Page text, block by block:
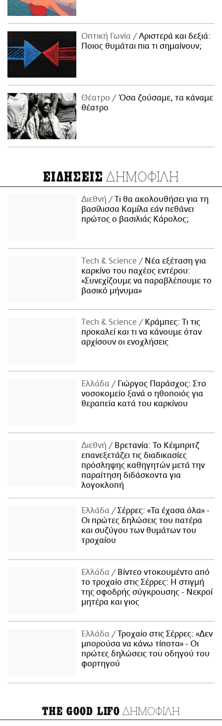
Οπτική Γωνία
Αριστερά και δεξιά:
Ποιος θυμάται πια τι σημαίνουν;
Θέατρο
Όσα ζούσαμε, τα κάναμε
θέατρο
ΕΙΔΗΣΕΙΣ ΔΗΜΟΦΙΛΗ
Διεθνή
Τι θα ακολουθήσει για τη
βασίλισσα Καμίλα εάν πεθάνει
πρώτος ο βασιλιάς Κάρολος;
Τech & Science
Νέα εξέταση για
καρκίνο του παχέος εντέρου:
«Συνεχίζουμε να παραβλέπουμε το
βασικό μήνυμα»
Τech & Science
Κράμπες: Τι τις
προκαλεί και τι να κάνουμε όταν
αρχίσουν οι ενοχλήσεις
Ελλάδα
Γιώργος Παράσχος: Στο
νοσοκομείο ξανά ο ηθοποιός για
θεραπεία κατά του καρκίνου
Διεθνή
Βρετανία: Το Κέιμπριτζ
επανεξετάζει τις διαδικασίες
πρόσληψης καθηγητών μετά την
παραίτηση διδάσκοντα για
λογοκλοπή
Ελλάδα
Σέρρες: «Τα έχασα όλα» -
Οι πρώτες δηλώσεις του πατέρα
και συζύγου των θυμάτων του
τροχαίου
Ελλάδα
Βίντεο ντοκουμέντο από
το τροχαίο στις Σέρρες: Η στιγμή
της σφοδρής σύγκρουσης - Νεκροί
μητέρα και γιος
Ελλάδα
Τροχαίο στις Σέρρες: «Δεν
μπορούσα να κάνω τίποτα» - Οι
πρώτες δηλώσεις του οδηγού του
φορτηγού
THE GOOD LIFO ΔΗΜΟΦΙΛΗ